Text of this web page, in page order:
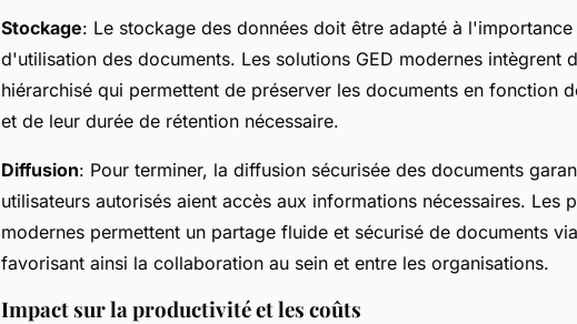
Stockage: Le stockage des données doit être adapté à
d'utilisation des documents. Les solutions GED modernes intègrent
hiérarchisé qui permettent de préserver les documents en fonction
et de leur durée de rétention nécessaire.
Diffusion: Pour terminer, la diffusion sécurisée des documents
utilisateurs autorisés aient accès aux informations nécessaires. Les
modernes permettent un partage fluide et sécurisé de documents
favorisant ainsi la collaboration au sein et entre les organisations.
Impact sur la productivité et les coûts